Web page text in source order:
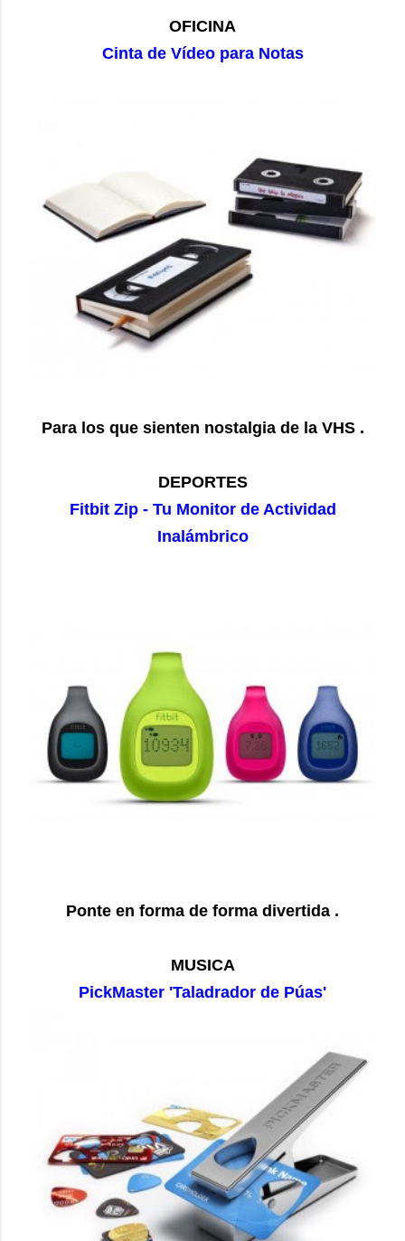
OFICINA
Cinta de Vídeo para Notas
Para los que sienten nostalgia de la VHS .
DEPORTES
Fitbit Zip - Tu Monitor de Actividad
Inalámbrico
Ponte en forma de forma divertida .
MUSICA
PickMaster 'Taladrador de Púas'